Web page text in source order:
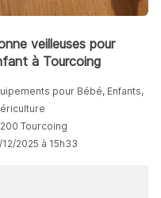
veilleuses pour
à Tourcoing
pour Bébé, Enfants,
Tourcoing
12/2025 à 15h33